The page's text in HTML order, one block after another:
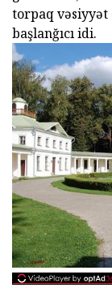
torpaq vəsiyyət
başlanğıcı idi.